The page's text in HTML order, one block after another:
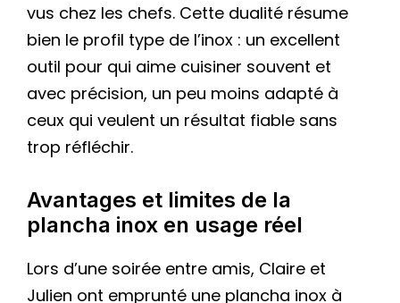
vus chez les chefs. Cette dualité résume
bien le profil type de l’inox : un excellent
outil pour qui aime cuisiner souvent et
avec précision, un peu moins adapté à
ceux qui veulent un résultat fiable sans
trop réfléchir.
Avantages et limites de la
plancha inox en usage réel
Lors d’une soirée entre amis, Claire et
Julien ont emprunté une plancha inox à